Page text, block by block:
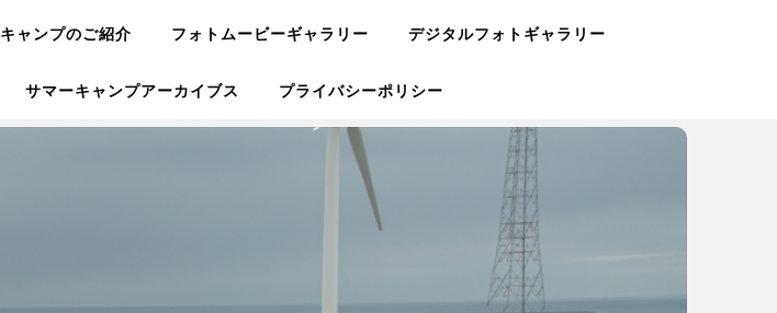
キャンプのご紹介 フォトムービーギャラリー デジタルフォトギャラリー
サマーキャンプアーカイブス プライバシーポリシー